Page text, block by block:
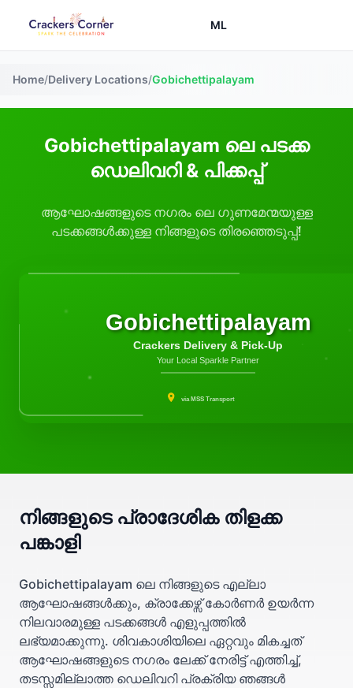
ML
Home/Delivery Locations/Gobichettipalayam
Gobichettipalayam ലെ പടക്ക
ഡെലിവറി & പിക്കപ്പ്
ആഘോഷങ്ങളുടെ നഗരം ലെ ഗുണമേന്മയുള്ള
പടക്കങ്ങൾക്കുള്ള നിങ്ങളുടെ തിരഞ്ഞെടുപ്പ്!
Gobichettipalayam
Crackers Delivery & Pick-Up
Your Local Sparkle Partner
via MSS Transport
നിങ്ങളുടെ പ്രാദേശിക തിളക്ക
പങ്കാളി
Gobichettipalayam ലെ നിങ്ങളുടെ എല്ലാ
ആഘോഷങ്ങൾക്കും, ക്രാക്കേഴ്സ് കോർണർ ഉയർന്ന
നിലവാരമുള്ള പടക്കങ്ങൾ എളുപ്പത്തിൽ
ലഭ്യമാക്കുന്നു. ശിവകാശിയിലെ ഏറ്റവും മികച്ചത്
ആഘോഷങ്ങളുടെ നഗരം ലേക്ക് നേരിട്ട് എത്തിച്ച്,
തടസ്സമില്ലാത്ത ഡെലിവറി പ്രക്രിയ ഞങ്ങൾ